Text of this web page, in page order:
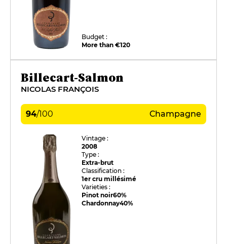
Budget :
More than €120
Billecart-Salmon
NICOLAS FRANÇOIS
94/100 Champagne
Vintage :
2008
Type :
Extra-brut
Classification :
1er cru millésimé
Varieties :
Pinot noir60%
Chardonnay40%